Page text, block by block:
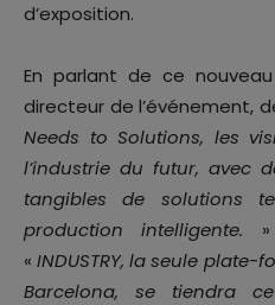
d’exposition.
En parlant de ce nouveau
directeur de l’événement,
Needs to Solutions, les
l’industrie du futur, avec
tangibles de solutions
production intelligente. »
«INDUSTRY, la seule
Barcelona, se tiendra